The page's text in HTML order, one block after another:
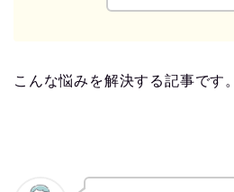
こんな悩みを解決する記事です。